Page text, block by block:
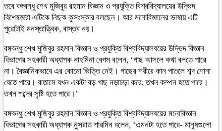
তবে বঙ্গবন্ধু শেখ মুজিবুর রহমান বিজ্ঞান ও প্রযুক্তি বিশ্ববিদ্যালয়ের উদ্ভিদ
বিশেষজ্ঞরা এটিকে নিছক কুসংস্কার বলছেন। আর মনোবিজ্ঞানের ভাষায় এটি
পুরোটাই মনস্তাত্ত্বিক, বাস্তব নয়।
বঙ্গবন্ধু শেখ মুজিবুর রহমান বিজ্ঞান ও প্রযুক্তি বিশ্ববিদ্যালযয়ের উদ্ভিদ বিজ্ঞান
বিভাগের সহকারী অধ্যাপক নাহমিনা বেগম বলেন, ‘গাছ আসলে কথা বলতে পারে
না। বৈজ্ঞানিকভাবে এর কোনো ভিত্তি নেই। গাছের শরীরে কান পাতলে শব্দ শোনা
যেতে পারে। বাতাসে যখন একটা বড় গাছ নড়াচড়া করে, তখন কম্পন হতে পারে।
তখন শব্দের সৃষ্টি হতে পারে।’
বঙ্গবন্ধু শেখ মুজিবুর রহমান বিজ্ঞান ও প্রযুক্তি বিশ্ববিদ্যালযয়ের মনোবিজ্ঞান
বিভাগের সহকারী অধ্যাপক নুসরাত শারমিন বলেন, ‘এমনটা হতে পারে- মানুষগুলো